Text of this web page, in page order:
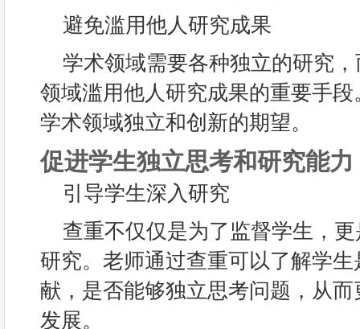
避免滥用他人研究成果
学术领域需要各种独立的研究
领域滥用他人研究成果的重要手
学术领域独立和创新的期望。
促进学生独立思考和研究能力
引导学生深入研究
查重不仅仅是为了监督学生，
研究。老师通过查重可以了解学
献，是否能够独立思考问题，从
发展。